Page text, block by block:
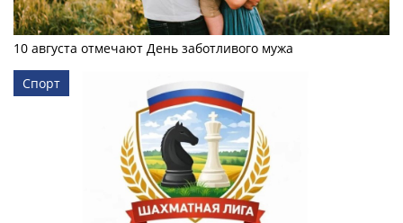
10 августа отмечают День заботливого мужа
Спорт